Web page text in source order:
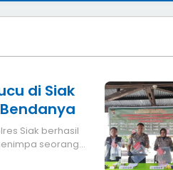
di Siak
seorang